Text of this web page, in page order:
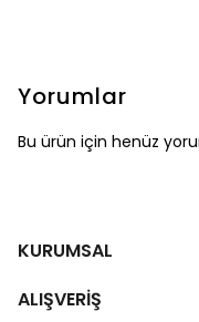
Yorumlar
Bu ürün için henüz
KURUMSAL
ALIŞVERİŞ